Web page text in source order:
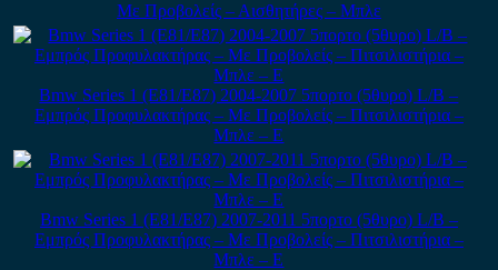
Με Προβολείς – Αισθητήρες – Μπλε
Bmw Series 1 (E81/E87) 2004-2007 5πορτο (5θυρο) L/B –
Εμπρός Προφυλακτήρας – Με Προβολείς – Πιτσιλιστήρια –
Μπλε – Ε
Bmw Series 1 (E81/E87) 2007-2011 5πορτο (5θυρο) L/B –
Εμπρός Προφυλακτήρας – Με Προβολείς – Πιτσιλιστήρια –
Μπλε – Ε